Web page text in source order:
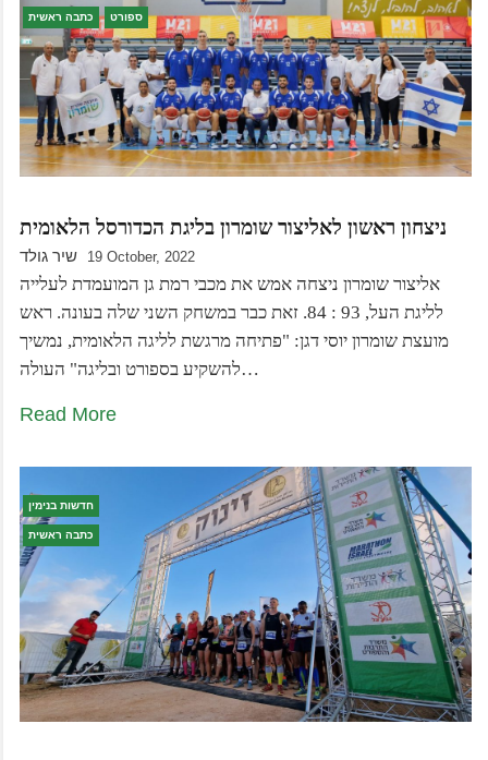
כתבה ראשית ספורט
ניצחון ראשון לאליצור שומרון בליגת הכדורסל הלאומית
שיר גולד 19 October, 2022
אליצור שומרון ניצחה אמש את מכבי רמת גן המועמדת לעלייה
לליגת העל, 93 : 84. זאת כבר במשחק השני שלה בעונה. ראש
מועצת שומרון יוסי דגן: "פתיחה מרגשת לליגה הלאומית, נמשיך
להשקיע בספורט ובליגה" העולה…
Read More
חדשות בנימין
כתבה ראשית